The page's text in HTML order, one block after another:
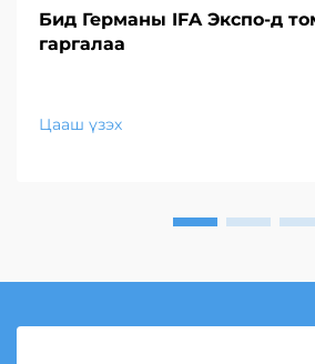
Бид Германы IFA Экспо-д
гаргалаа
Цааш үзэх